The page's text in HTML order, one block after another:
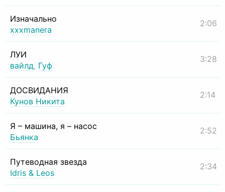
Изначально
xxxmanera
2:06
ЛУИ
вайлд, Гуф
3:28
ДОСВИДАНИЯ
Кунов Никита
2:14
Я – машина, я – насос
Бьянка
2:52
Путеводная звезда
Idris & Leos
2:34